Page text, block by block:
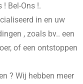
Bel-Ons !.
in en uw
, zoals bv.. een
of een ontstoppen
? Wij hebben meer